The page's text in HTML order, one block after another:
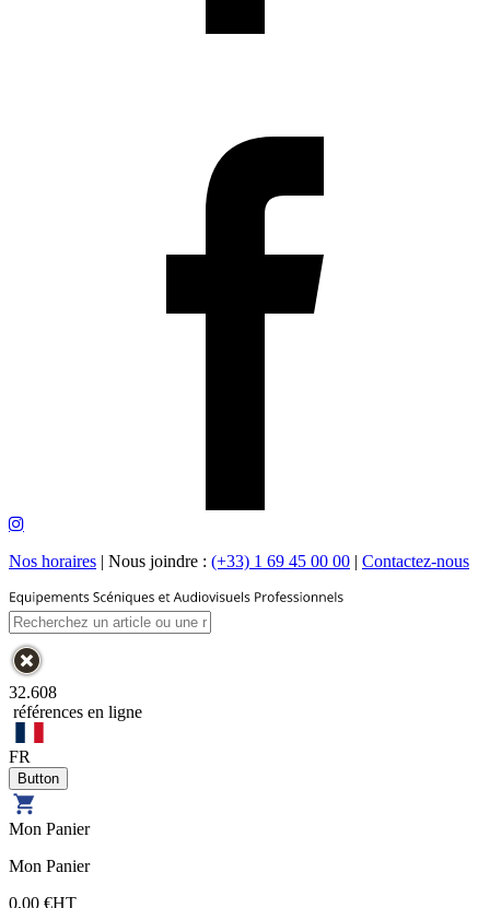
Nos horaires | Nous joindre : (+33) 1 69 45 00 00 | Contactez-nous
32.608
références en ligne
FR
Mon Panier
Mon Panier
0,00 €HT